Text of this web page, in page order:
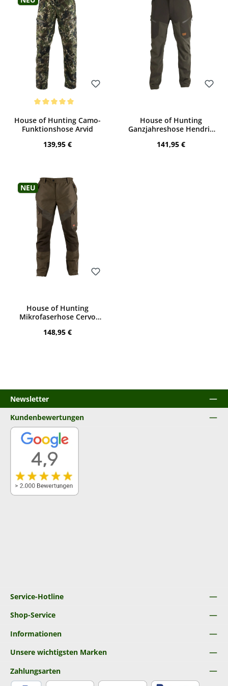
Bewerten
House of Hunting Camo-
Funktionshose Arvid
Regulärer Preis:
139,95 €
House of Hunting
Ganzjahreshose Hendrik
Regulärer Preis:
141,95 €
Neu
House of Hunting
Mikrofaserhose Cervo
Regulärer Preis:
148,95 €
Newsletter
Service-Hotline
Shop-Service
Informationen
Unsere wichtigsten Marken
Kundenbewertungen
Zahlungsarten